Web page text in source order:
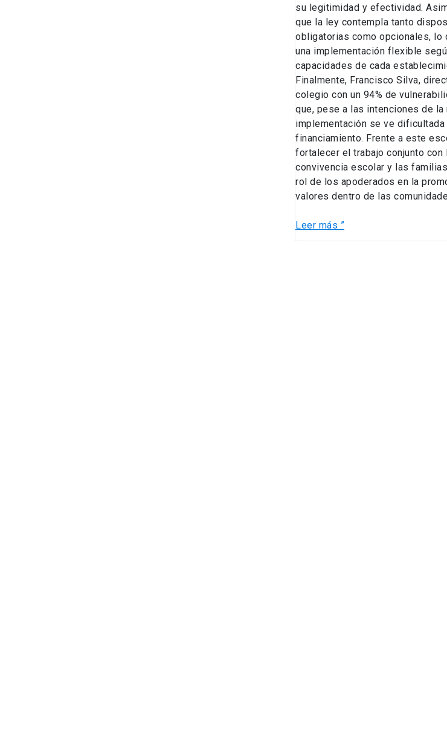
su legitimidad y efectividad.
que la ley contempla tanto
obligatorias como opcionales, lo
una implementación flexible
capacidades de cada
Finalmente, Francisco Silva,
colegio con un 94% de
que, pese a las intenciones de la
implementación se ve
financiamiento. Frente a este
fortalecer el trabajo conjunto
convivencia escolar y las
rol de los apoderados en la
valores dentro de las
Leer más ”